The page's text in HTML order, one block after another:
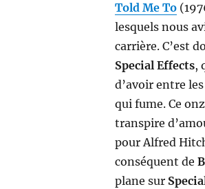
Told Me To
lesquels nous
carrière. C’est
Special Effects,
d’avoir entre
qui fume. Ce
transpire
pour Alfred
conséquent de
plane sur